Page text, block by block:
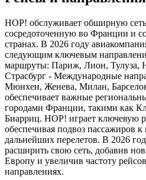
HOP! обслуживает обширную
сосредоточенную во Франции и
странах. В 2026 году
следующим ключевым
маршруты: Париж, Лион, Тулуза,
Страсбург - Международные
Мюнхен, Женева, Милан,
обеспечивает важные
городами Франции, такими как
Биарриц. HOP! играет ключевую
обеспечивая подвоз пассажиров
дальнейших перелетов. В 2026
расширить свою сеть, добавив
Европу и увеличив частоту
направлениях.